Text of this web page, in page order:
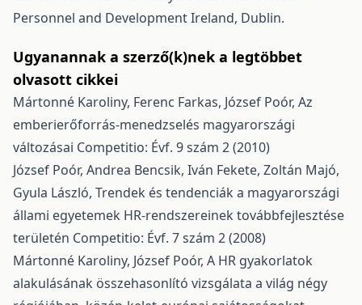
Personnel and Development Ireland, Dublin.
Ugyanannak a szerző(k)nek a legtöbbet
olvasott cikkei
Mártonné Karoliny, Ferenc Farkas, József Poór, Az
emberierőforrás-menedzselés magyarországi
változásai Competitio: Évf. 9 szám 2 (2010)
József Poór, Andrea Bencsik, Iván Fekete, Zoltán Majó,
Gyula László, Trendek és tendenciák a magyarországi
állami egyetemek HR-rendszereinek továbbfejlesztése
területén Competitio: Évf. 7 szám 2 (2008)
Mártonné Karoliny, József Poór, A HR gyakorlatok
alakulásának összehasonlító vizsgálata a világ négy